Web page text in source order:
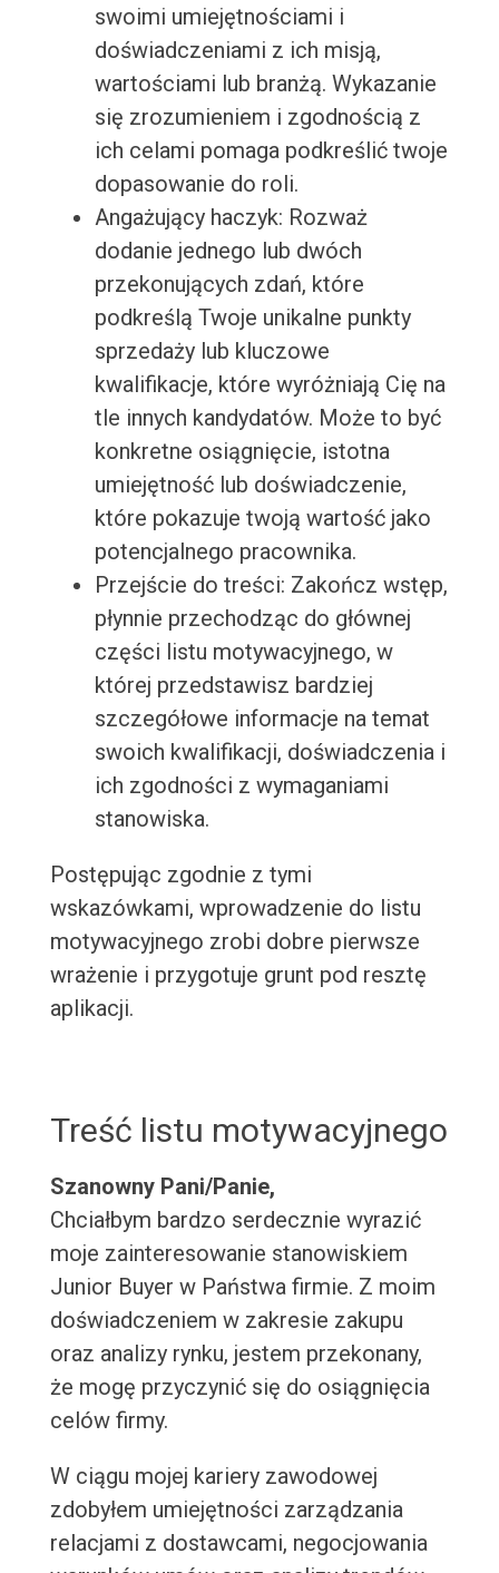
swoimi umiejętnościami i
doświadczeniami z ich misją,
wartościami lub branżą. Wykazanie
się zrozumieniem i zgodnością z
ich celami pomaga podkreślić twoje
dopasowanie do roli.
Angażujący haczyk: Rozważ
dodanie jednego lub dwóch
przekonujących zdań, które
podkreślą Twoje unikalne punkty
sprzedaży lub kluczowe
kwalifikacje, które wyróżniają Cię na
tle innych kandydatów. Może to być
konkretne osiągnięcie, istotna
umiejętność lub doświadczenie,
które pokazuje twoją wartość jako
potencjalnego pracownika.
Przejście do treści: Zakończ wstęp,
płynnie przechodząc do głównej
części listu motywacyjnego, w
której przedstawisz bardziej
szczegółowe informacje na temat
swoich kwalifikacji, doświadczenia i
ich zgodności z wymaganiami
stanowiska.
Postępując zgodnie z tymi
wskazówkami, wprowadzenie do listu
motywacyjnego zrobi dobre pierwsze
wrażenie i przygotuje grunt pod resztę
aplikacji.
Treść listu motywacyjnego
Szanowny Pani/Panie,
Chciałbym bardzo serdecznie wyrazić
moje zainteresowanie stanowiskiem
Junior Buyer w Państwa firmie. Z moim
doświadczeniem w zakresie zakupu
oraz analizy rynku, jestem przekonany,
że mogę przyczynić się do osiągnięcia
celów firmy.
W ciągu mojej kariery zawodowej
zdobyłem umiejętności zarządzania
relacjami z dostawcami, negocjowania